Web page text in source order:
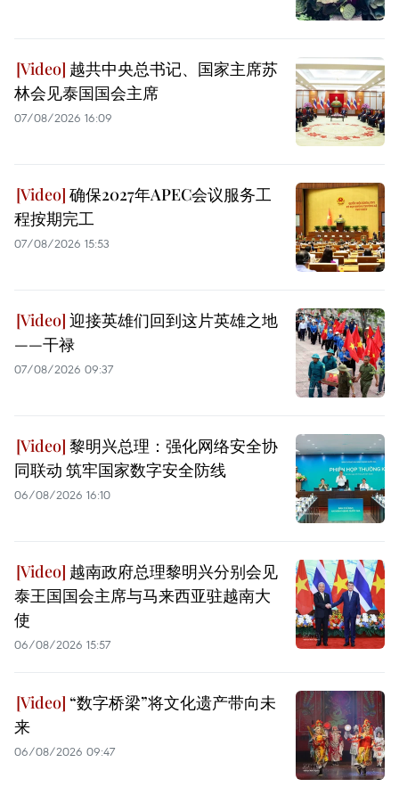
越共中央总书记、国家主席苏
林会见泰国国会主席
07/08/2026 16:09
确保2027年APEC会议服务工
程按期完工
07/08/2026 15:53
迎接英雄们回到这片英雄之地
——干禄
07/08/2026 09:37
黎明兴总理：强化网络安全协
同联动 筑牢国家数字安全防线
06/08/2026 16:10
越南政府总理黎明兴分别会见
泰王国国会主席与马来西亚驻越南大
使
06/08/2026 15:57
“数字桥梁”将文化遗产带向未
来
06/08/2026 09:47